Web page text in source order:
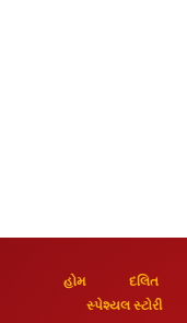
હોમ દલિત
સ્પેશ્યલ સ્ટોરી